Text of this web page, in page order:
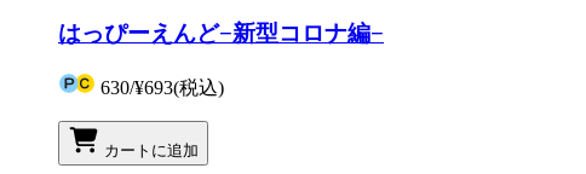
はっぴーえんど−新型コロナ編−
630/¥693(税込)
カートに追加